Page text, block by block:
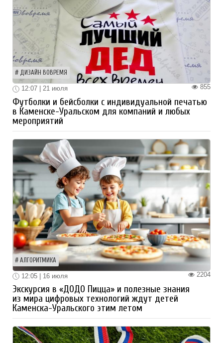
ДИЗАЙН ВОВРЕМЯ
855
12:07 | 21 июля
Футболки и бейсболки с индивидуальной печатью
в Каменске-Уральском для компаний и любых
мероприятий
АЛГОРИТМИКА
2204
12:05 | 16 июля
Экскурсия в «ДОДО Пицца» и полезные знания
из мира цифровых технологий ждут детей
Каменска-Уральского этим летом